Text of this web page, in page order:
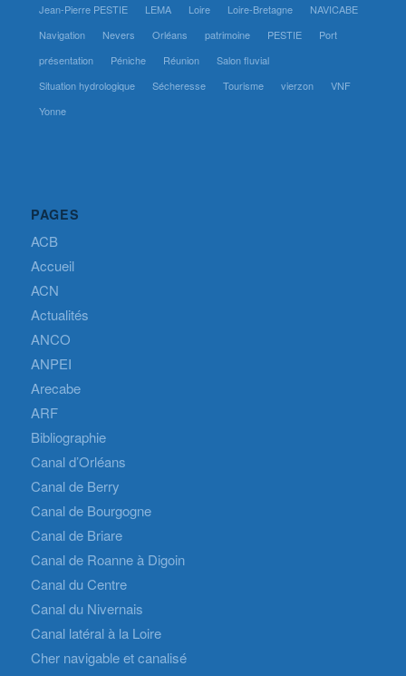
Jean-Pierre PESTIE
LEMA Loire Loire-Bretagne
NAVICABE
Navigation
Nevers Orléans patrimoine PESTIE
Port
présentation
Péniche Réunion
Salon fluvial
Situation hydrologique
Sécheresse Tourisme vierzon
VNF
Yonne
PAGES
ACB
Accueil
ACN
Actualités
ANCO
ANPEI
Arecabe
ARF
Bibliographie
Canal d’Orléans
Canal de Berry
Canal de Bourgogne
Canal de Briare
Canal de Roanne à Digoin
Canal du Centre
Canal du Nivernais
Canal latéral à la Loire
Cher navigable et canalisé